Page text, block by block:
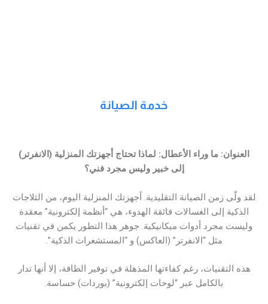
خدمة الصيانة
العنوان: ما وراء الأعطال: لماذا تحتاج أجهزتك المنزلية (الانفرتر)
إلى خبير وليس مجرد فني؟
لقد ولّى زمن الصيانة التقليدية. أجهزتك المنزلية اليوم، من الثلاجات
الذكية إلى الغسالات فائقة الهدوء، هي “أنظمة إلكترونية” معقدة
وليست مجرد أدوات ميكانيكية. جوهر هذا التطور يكمن في تقنيات
مثل “الانفرتر” (العاكس) و “المستشعرات الذكية”.
هذه التقنيات، رغم كفاءتها المذهلة في توفير الطاقة، إلا أنها تدار
بالكامل عبر “لوحات إلكترونية” (بوردات) حساسة.